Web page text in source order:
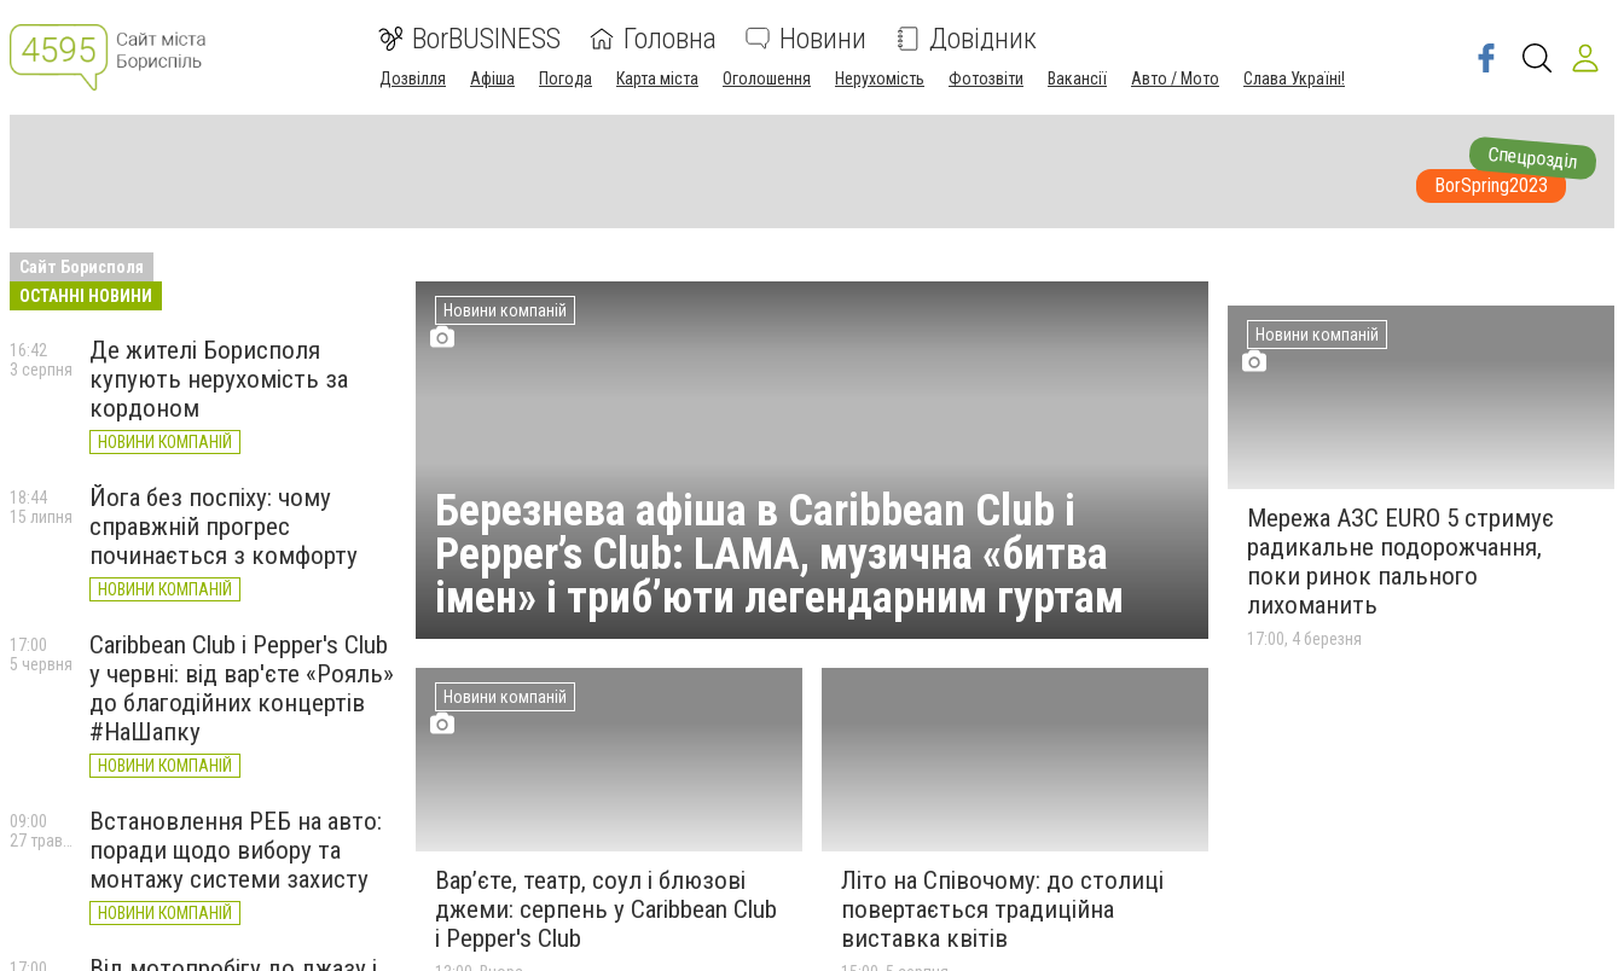
BorBUSINESS Головна Новини Довідник
Дозвілля Афіша Погода Карта міста Оголошення Нерухомість Фотозвіти Вакансії Авто / Мото Слава Україні!
Спецрозділ
BorSpring2023
Сайт Борисполя
ОСТАННІ НОВИНИ
Де жителі Борисполя
купують нерухомість за
кордоном
НОВИНИ КОМПАНІЙ
16:42
3 серпня
Йога без поспіху: чому
справжній прогрес
починається з комфорту
НОВИНИ КОМПАНІЙ
18:44
15 липня
Caribbean Club і Pepper's Club
у червні: від вар'єте «Рояль»
до благодійних концертів
#НаШапку
НОВИНИ КОМПАНІЙ
17:00
5 червня
Встановлення РЕБ на авто:
поради щодо вибору та
монтажу системи захисту
НОВИНИ КОМПАНІЙ
09:00
Новини компаній
Березнева афіша в Caribbean Club і
Pepper’s Club: LAMA, музична «битва
імен» і триб’юти легендарним гуртам
Новини компаній
Вар’єте, театр, соул і блюзові
джеми: серпень у Caribbean Club
і Pepper's Club
Літо на Співочому: до столиці
повертається традиційна
виставка квітів
Новини компаній
Мережа АЗС EURO 5 стримує
радикальне подорожчання,
поки ринок пального
лихоманить
17:00, 4 березня